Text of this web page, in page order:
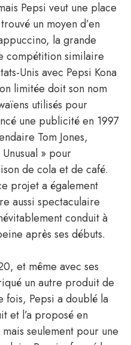
Pepsi veut une place
un moyen d’en
la grande
compétition similaire
Unis avec Pepsi Kona
limitée doit son nom
utilisés pour
une publicité en 1997
Tom Jones,
» pour
de cola et de café.
projet a également
aussi spectaculaire
conduit à
après ses débuts.
et même avec ses
un autre produit de
fois, Pepsi a doublé la
et l’a proposé en
seulement pour une